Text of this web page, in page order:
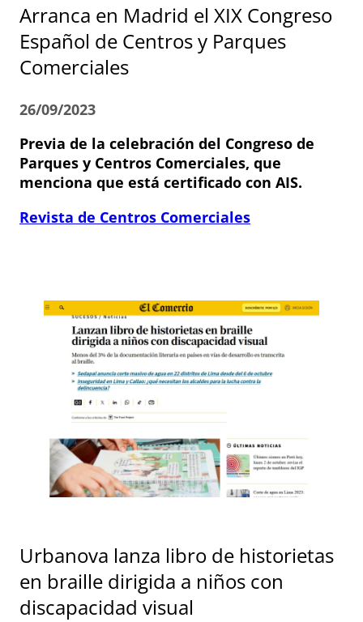
Arranca en Madrid el XIX Congreso
Español de Centros y Parques
Comerciales
26/09/2023
Previa de la celebración del Congreso de
Parques y Centros Comerciales, que
menciona que está certificado con AIS.
Revista de Centros Comerciales
Urbanova lanza libro de historietas
en braille dirigida a niños con
discapacidad visual